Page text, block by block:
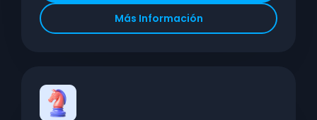
Más Información